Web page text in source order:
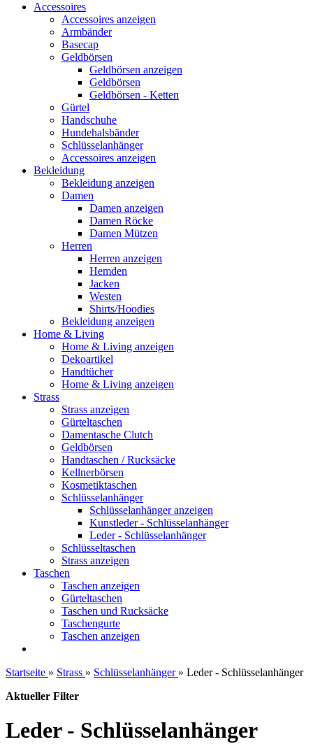
Accessoires
Accessoires anzeigen
Armbänder
Basecap
Geldbörsen
Geldbörsen anzeigen
Geldbörsen
Geldbörsen - Ketten
Gürtel
Handschuhe
Hundehalsbänder
Schlüsselanhänger
Accessoires anzeigen
Bekleidung
Bekleidung anzeigen
Damen
Damen anzeigen
Damen Röcke
Damen Mützen
Herren
Herren anzeigen
Hemden
Jacken
Westen
Shirts/Hoodies
Bekleidung anzeigen
Home & Living
Home & Living anzeigen
Dekoartikel
Handtücher
Home & Living anzeigen
Strass
Strass anzeigen
Gürteltaschen
Damentasche Clutch
Geldbörsen
Handtaschen / Rucksäcke
Kellnerbörsen
Kosmetiktaschen
Schlüsselanhänger
Schlüsselanhänger anzeigen
Kunstleder - Schlüsselanhänger
Leder - Schlüsselanhänger
Schlüsseltaschen
Strass anzeigen
Taschen
Taschen anzeigen
Gürteltaschen
Taschen und Rucksäcke
Taschengurte
Taschen anzeigen
Startseite » Strass » Schlüsselanhänger » Leder - Schlüsselanhänger
Aktueller Filter
Leder - Schlüsselanhänger